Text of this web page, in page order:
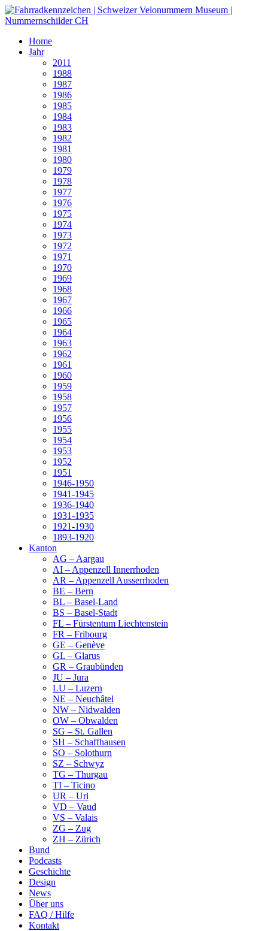
Home
Jahr
2011
1988
1987
1986
1985
1984
1983
1982
1981
1980
1979
1978
1977
1976
1975
1974
1973
1972
1971
1970
1969
1968
1967
1966
1965
1964
1963
1962
1961
1960
1959
1958
1957
1956
1955
1954
1953
1952
1951
1946-1950
1941-1945
1936-1940
1931-1935
1921-1930
1893-1920
Kanton
AG – Aargau
AI – Appenzell Innerrhoden
AR – Appenzell Ausserrhoden
BE – Bern
BL – Basel-Land
BS – Basel-Stadt
FL – Fürstentum Liechtenstein
FR – Fribourg
GE – Genève
GL – Glarus
GR – Graubünden
JU – Jura
LU – Luzern
NE – Neuchâtel
NW – Nidwalden
OW – Obwalden
SG – St. Gallen
SH – Schaffhausen
SO – Solothurn
SZ – Schwyz
TG – Thurgau
TI – Ticino
UR – Uri
VD – Vaud
VS – Valais
ZG – Zug
ZH – Zürich
Bund
Podcasts
Geschichte
Design
News
Über uns
FAQ / Hilfe
Kontakt